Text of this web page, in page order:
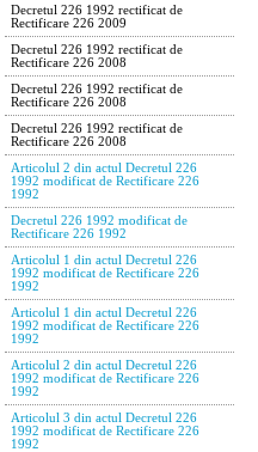
Decretul 226 1992 rectificat de
Rectificare 226 2009
Decretul 226 1992 rectificat de
Rectificare 226 2008
Decretul 226 1992 rectificat de
Rectificare 226 2008
Decretul 226 1992 rectificat de
Rectificare 226 2008
Articolul 2 din actul Decretul 226
1992 modificat de Rectificare 226
1992
Decretul 226 1992 modificat de
Rectificare 226 1992
Articolul 1 din actul Decretul 226
1992 modificat de Rectificare 226
1992
Articolul 1 din actul Decretul 226
1992 modificat de Rectificare 226
1992
Articolul 2 din actul Decretul 226
1992 modificat de Rectificare 226
1992
Articolul 3 din actul Decretul 226
1992 modificat de Rectificare 226
1992